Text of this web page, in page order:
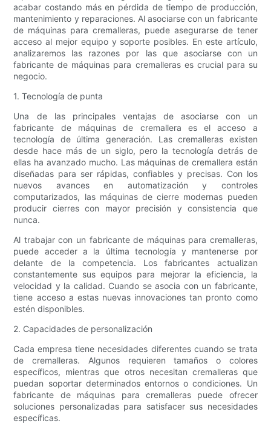
acabar costando más en pérdida de tiempo de producción,
mantenimiento y reparaciones. Al asociarse con un fabricante
de máquinas para cremalleras, puede asegurarse de tener
acceso al mejor equipo y soporte posibles. En este artículo,
analizaremos las razones por las que asociarse con un
fabricante de máquinas para cremalleras es crucial para su
negocio.
1. Tecnología de punta
Una de las principales ventajas de asociarse con un
fabricante de máquinas de cremallera es el acceso a
tecnología de última generación. Las cremalleras existen
desde hace más de un siglo, pero la tecnología detrás de
ellas ha avanzado mucho. Las máquinas de cremallera están
diseñadas para ser rápidas, confiables y precisas. Con los
nuevos avances en automatización y controles
computarizados, las máquinas de cierre modernas pueden
producir cierres con mayor precisión y consistencia que
nunca.
Al trabajar con un fabricante de máquinas para cremalleras,
puede acceder a la última tecnología y mantenerse por
delante de la competencia. Los fabricantes actualizan
constantemente sus equipos para mejorar la eficiencia, la
velocidad y la calidad. Cuando se asocia con un fabricante,
tiene acceso a estas nuevas innovaciones tan pronto como
estén disponibles.
2. Capacidades de personalización
Cada empresa tiene necesidades diferentes cuando se trata
de cremalleras. Algunos requieren tamaños o colores
específicos, mientras que otros necesitan cremalleras que
puedan soportar determinados entornos o condiciones. Un
fabricante de máquinas para cremalleras puede ofrecer
soluciones personalizadas para satisfacer sus necesidades
específicas.